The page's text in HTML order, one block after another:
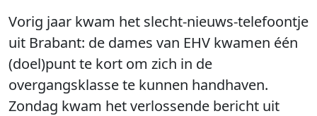
Vorig jaar kwam het slecht-nieuws-telefoontje
uit Brabant: de dames van EHV kwamen één
(doel)punt te kort om zich in de
overgangsklasse te kunnen handhaven.
Zondag kwam het verlossende bericht uit